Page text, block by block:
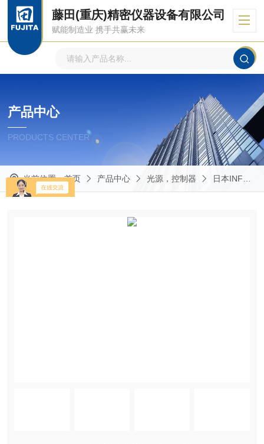
藤田(重庆)精密仪器设备有限公司
赋能制造业 携手共赢未来
产品中心
PRODUCTS CENTER
当前位置：首页 产品中心 光源，控制器 日本INFLIDGE英富丽